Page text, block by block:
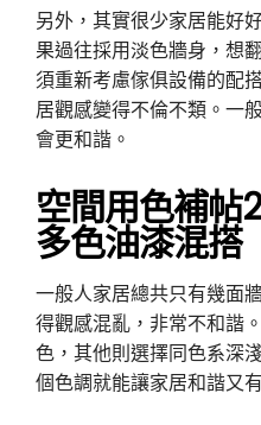
另外，其實很少家居能好
果過往採用淡色牆身，想
須重新考慮傢俱設備的配
居觀感變得不倫不類。一
會更和諧。
空間用色補帖
多色油漆混搭
一般人家居總共只有幾面
得觀感混亂，非常不和諧
色，其他則選擇同色系深
個色調就能讓家居和諧又